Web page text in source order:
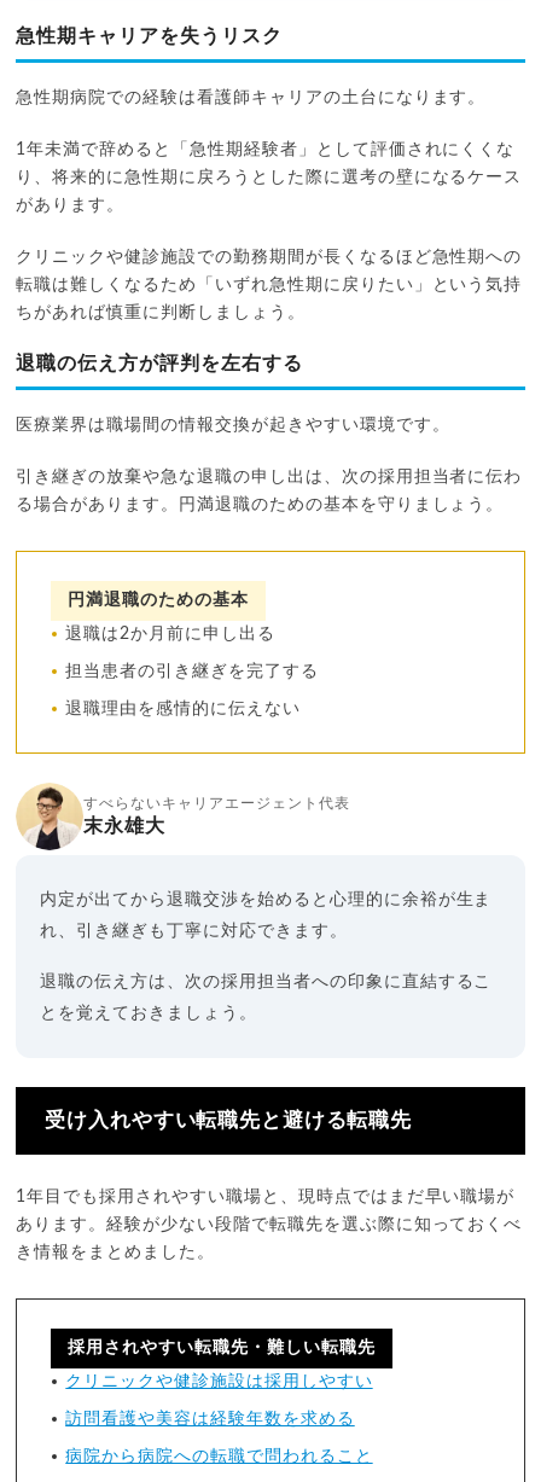
急性期キャリアを失うリスク
急性期病院での経験は看護師キャリアの土台になります。
1年未満で辞めると「急性期経験者」として評価されにくくな
り、将来的に急性期に戻ろうとした際に選考の壁になるケース
があります。
クリニックや健診施設での勤務期間が長くなるほど急性期への
転職は難しくなるため「いずれ急性期に戻りたい」という気持
ちがあれば慎重に判断しましょう。
退職の伝え方が評判を左右する
医療業界は職場間の情報交換が起きやすい環境です。
引き継ぎの放棄や急な退職の申し出は、次の採用担当者に伝わ
る場合があります。円満退職のための基本を守りましょう。
円満退職のための基本
退職は2か月前に申し出る
担当患者の引き継ぎを完了する
退職理由を感情的に伝えない
すべらないキャリアエージェント代表
末永雄大
内定が出てから退職交渉を始めると心理的に余裕が生ま
れ、引き継ぎも丁寧に対応できます。
退職の伝え方は、次の採用担当者への印象に直結するこ
とを覚えておきましょう。
受け入れやすい転職先と避ける転職先
1年目でも採用されやすい職場と、現時点ではまだ早い職場が
あります。経験が少ない段階で転職先を選ぶ際に知っておくべ
き情報をまとめました。
採用されやすい転職先・難しい転職先
クリニックや健診施設は採用しやすい
訪問看護や美容は経験年数を求める
病院から病院への転職で問われること